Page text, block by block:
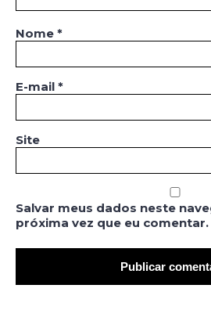
Nome *
E-mail *
Site
Salvar meus dados neste
próxima vez que eu comentar.